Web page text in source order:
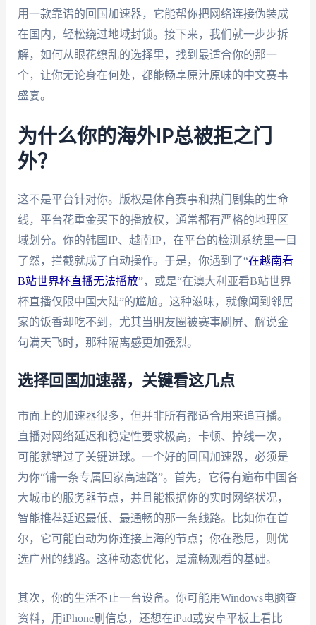
用一款靠谱的回国加速器，它能帮你把网络连接伪装成
在国内，轻松绕过地域封锁。接下来，我们就一步步拆
解，如何从眼花缭乱的选择里，找到最适合你的那一
个，让你无论身在何处，都能畅享原汁原味的中文赛事
盛宴。
为什么你的海外IP总被拒之门
外？
这不是平台针对你。版权是体育赛事和热门剧集的生命
线，平台花重金买下的播放权，通常都有严格的地理区
域划分。你的韩国IP、越南IP，在平台的检测系统里一目
了然，拦截就成了自动操作。于是，你遇到了“在越南看
B站世界杯直播无法播放”，或是“在澳大利亚看B站世界
杯直播仅限中国大陆”的尴尬。这种滋味，就像闻到邻居
家的饭香却吃不到，尤其当朋友圈被赛事刷屏、解说金
句满天飞时，那种隔离感更加强烈。
选择回国加速器，关键看这几点
市面上的加速器很多，但并非所有都适合用来追直播。
直播对网络延迟和稳定性要求极高，卡顿、掉线一次，
可能就错过了关键进球。一个好的回国加速器，必须是
为你“铺一条专属回家高速路”。首先，它得有遍布中国各
大城市的服务器节点，并且能根据你的实时网络状况，
智能推荐延迟最低、最通畅的那一条线路。比如你在首
尔，它可能自动为你连接上海的节点；你在悉尼，则优
选广州的线路。这种动态优化，是流畅观看的基础。
其次，你的生活不止一台设备。你可能用Windows电脑查
资料，用iPhone刷信息，还想在iPad或安卓平板上看比